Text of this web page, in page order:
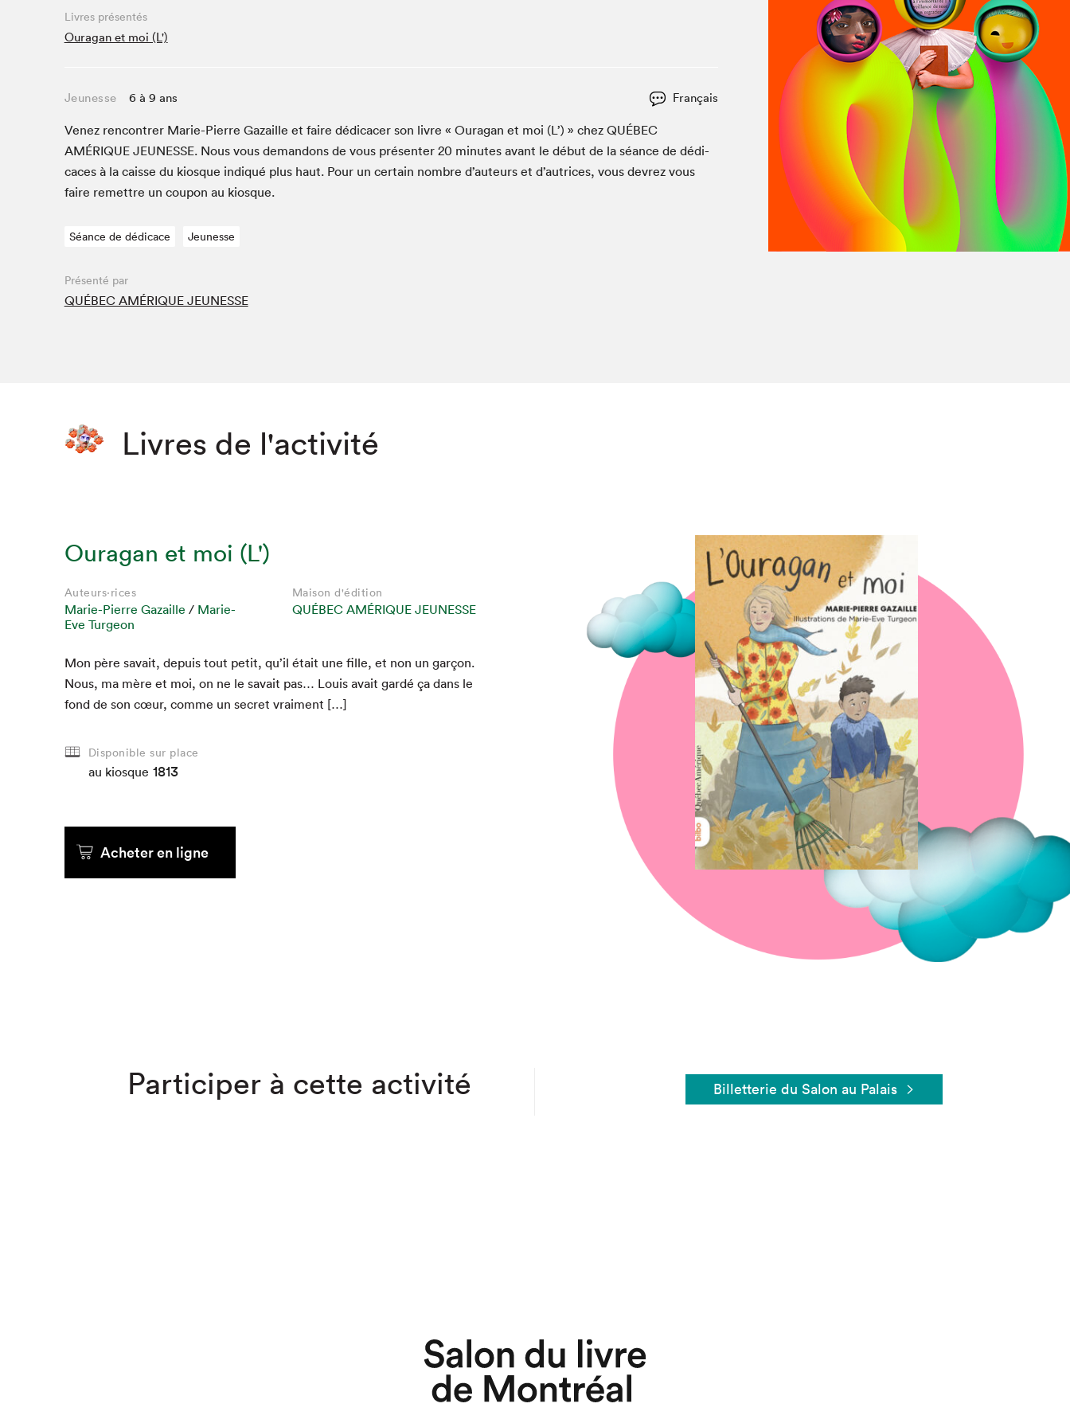
Café La Presse
Espace Côte-des-Neiges
La lecture en cadeau
Le grand jeu de lecture à voix haute du Salon du livre
de Montréal
Le Salon dans ta classe
Lettres québécoises au Salon
Liseur Public
Louisiane enracinée et branchée
Matinées scolaires Hydro-Québec
Mur des illustrateur·rice·s
À propos du Salon
Liste des exposant·e·s
Liste des auteur·rice·s
Livres présentés
Ouragan et moi (L')
Jeunesse 6 à 9 ans Français
Venez ren­con­tr­er Marie-Pierre Gaza­ille et faire dédi­cac­er son livre « Oura­gan et moi (L’) » chez QUÉBEC
AMÉRIQUE JEUNESSE. Nous vous deman­dons de vous présen­ter 20 min­utes avant le début de la séance de dédi­
caces à la caisse du kiosque indiqué plus haut. Pour un cer­tain nom­bre d’auteurs et d’autrices, vous devrez vous
faire remet­tre un coupon au kiosque.
Séance de dédicace Jeunesse
Présenté par
QUÉBEC AMÉRIQUE JEUNESSE
Livres de l'activité
Ouragan et moi (L')
Auteurs·rices
Marie-Pierre Gazaille / Marie-
Eve Turgeon
Maison d'édition
QUÉBEC AMÉRIQUE JEUNESSE
Mon père savait, depuis tout petit, qu’il était une fille, et non un garçon.
Nous, ma mère et moi, on ne le savait pas… Louis avait gardé ça dans le
fond de son cœur, comme un secret vraiment […]
Disponible sur place
au kiosque 1813
Acheter en ligne
Participer à cette activité Billetterie du Salon au Palais